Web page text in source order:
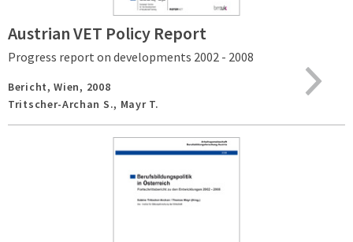
Austrian VET Policy Report
Progress report on developments 2002 - 2008
Bericht,Wien, 2008
Tritscher-Archan S., Mayr T.